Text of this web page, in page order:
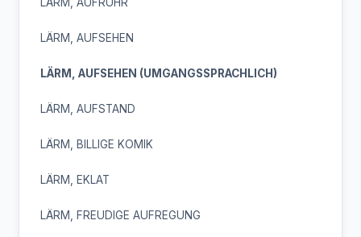
LÄRM, AUFSEHEN
LÄRM, AUFSEHEN (UMGANGSSPRACHLICH)
LÄRM, AUFSTAND
LÄRM, BILLIGE KOMIK
LÄRM, EKLAT
LÄRM, FREUDIGE AUFREGUNG